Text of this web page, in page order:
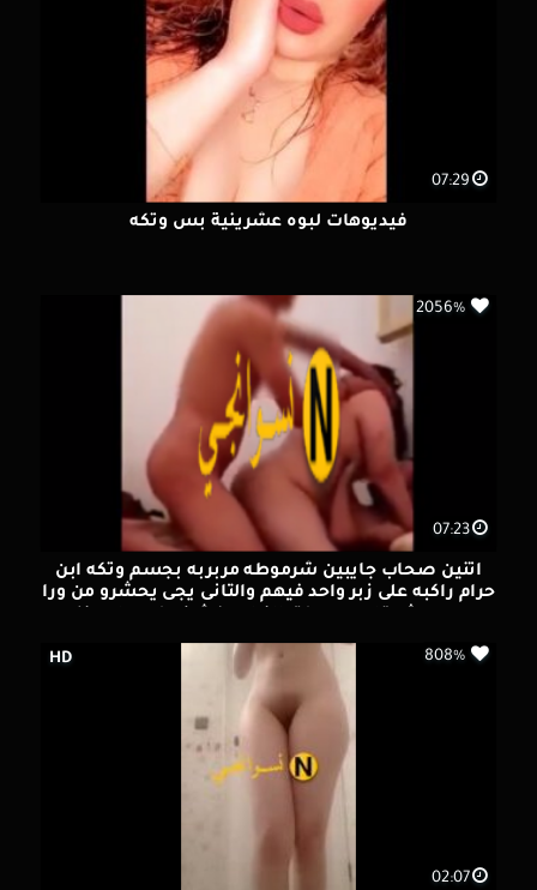
07:29
فيديوهات لبوه عشرينية بس وتكه
07:23
2056%
اتنين صحاب جايبين شرموطه مربربه بجسم وتكه ابن
حرام راكبه على زبر واحد فيهم والتانى يجى يحشرو من ورا
02:07
HD 808%